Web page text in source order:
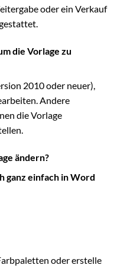
oder ein Verkauf
die Vorlage zu
2010 oder neuer),
Andere
die Vorlage
ändern?
ganz einfach in Word
oder erstelle